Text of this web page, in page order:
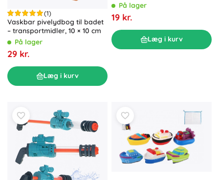
(1)
Vaskbar pivelydbog til badet
– transportmidler, 10 × 10 cm
På lager
29 kr.
Læg i kurv
På lager
19 kr.
Læg i kurv